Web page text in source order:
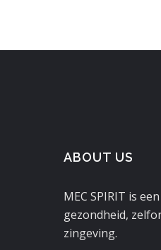
ABOUT US
MEC SPIRIT is
gezondheid,
zingeving.